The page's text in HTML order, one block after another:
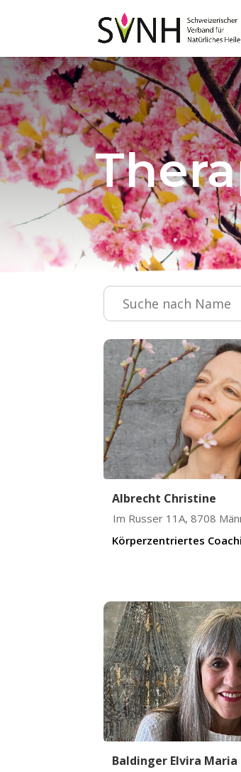
Albrecht Christine
Im Russer 11A, 8708
Körperzentriertes
Baldinger Elvira Maria